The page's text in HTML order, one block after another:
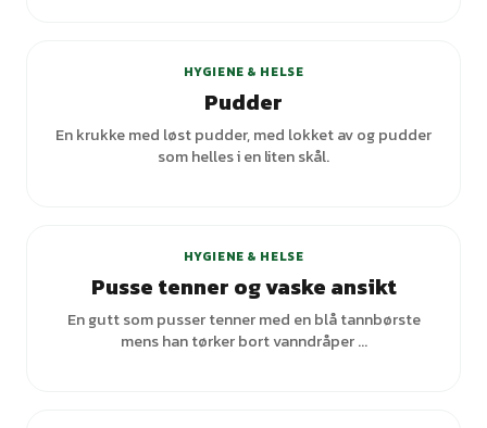
HYGIENE & HELSE
Pudder
En krukke med løst pudder, med lokket av og pudder
som helles i en liten skål.
HYGIENE & HELSE
Pusse tenner og vaske ansikt
En gutt som pusser tenner med en blå tannbørste
mens han tørker bort vanndråper ...